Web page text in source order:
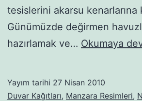
tesislerini akarsu kenarlarına
Günümüzde değirmen
hazırlamak ve… Okumaya
Yayım tarihi 27 Nisan 2010
Duvar Kağıtları, Manzara Resimleri,